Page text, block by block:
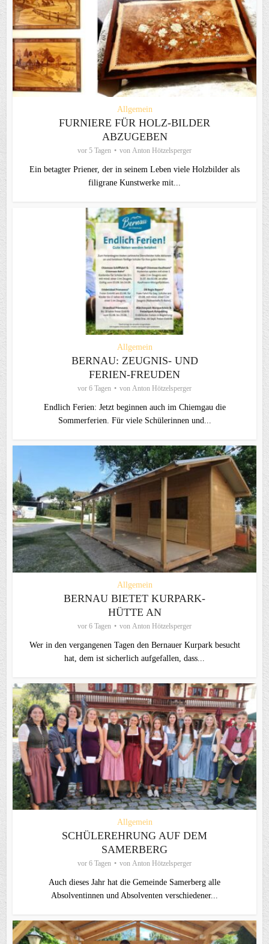
Allgemein
FURNIERE FÜR HOLZ-BILDER
ABZUGEBEN
vor 5 Tagen von Anton Hötzelsperger
Ein betagter Priener, der in seinem Leben viele Holzbilder als
filigrane Kunstwerke mit...
Allgemein
BERNAU: ZEUGNIS- UND
FERIEN-FREUDEN
vor 6 Tagen von Anton Hötzelsperger
Endlich Ferien: Jetzt beginnen auch im Chiemgau die
Sommerferien. Für viele Schülerinnen und...
Allgemein
BERNAU BIETET KURPARK-
HÜTTE AN
vor 6 Tagen von Anton Hötzelsperger
Wer in den vergangenen Tagen den Bernauer Kurpark besucht
hat, dem ist sicherlich aufgefallen, dass...
Allgemein
SCHÜLEREHRUNG AUF DEM
SAMERBERG
vor 6 Tagen von Anton Hötzelsperger
Auch dieses Jahr hat die Gemeinde Samerberg alle
Absolventinnen und Absolventen verschiedener...